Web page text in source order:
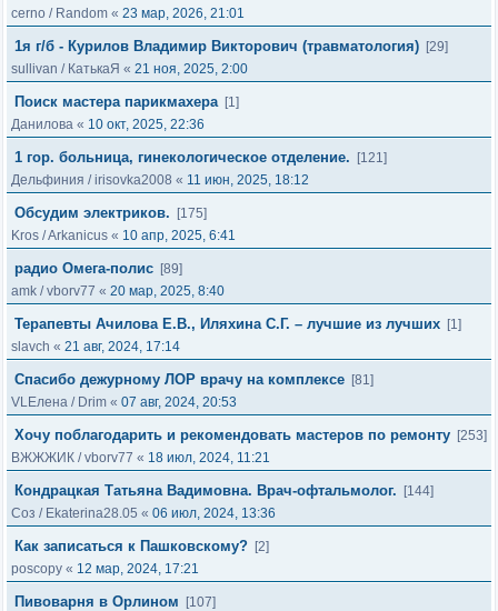
cerno / Random « 23 мар, 2026, 21:01
1я г/б - Курилов Владимир Викторович (травматология) [29]
sullivan / КатькаЯ « 21 ноя, 2025, 2:00
Поиск мастера парикмахера [1]
Данилова « 10 окт, 2025, 22:36
1 гор. больница, гинекологическое отделение.
[121]
Дельфиния /irisovka2008 « 11 июн, 2025, 18:12
Обсудим электриков.
[175]
Kros /Arkanicus « 10 апр, 2025, 6:41
радио Омега-полис [89]
amk /vborv77 « 20 мар, 2025, 8:40
Терапевты Ачилова Е.В., Иляхина С.Г. – лучшие из лучших [1]
slavch « 21 авг, 2024, 17:14
Спасибо дежурному ЛОР врачу на комплексе [81]
VLЕлена / Drim « 07 авг, 2024, 20:53
Хочу поблагодарить и рекомендовать мастеров по ремонту [253]
ВЖЖЖИК /vborv77 « 18 июл, 2024, 11:21
Кондрацкая Татьяна Вадимовна. Врач-офтальмолог.
[144]
Соз / Ekaterina28.05 « 06 июл, 2024, 13:36
Как записаться к Пашковскому? [2]
poscopy « 12 мар, 2024, 17:21
Пивоварня в Орлином
[107]